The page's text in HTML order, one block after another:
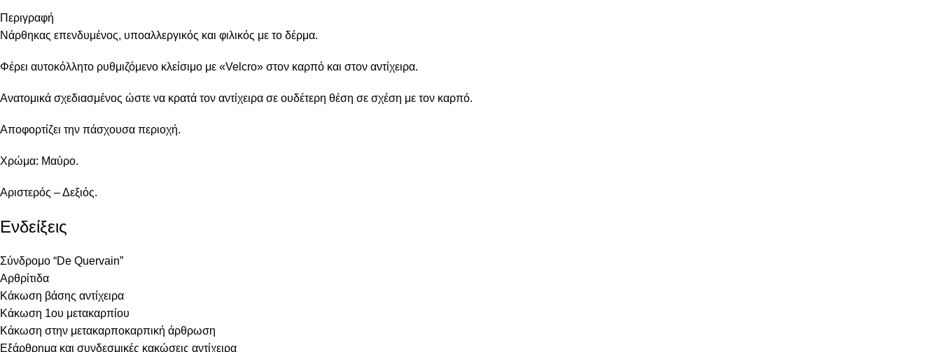
Περιγραφή
Νάρθηκας επενδυμένος, υποαλλεργικός και φιλικός με το δέρμα.
Φέρει αυτοκόλλητο ρυθμιζόμενο κλείσιμο με «Velcro» στον καρπό και στον αντίχειρα.
Ανατομικά σχεδιασμένος ώστε να κρατά τον αντίχειρα σε ουδέτερη θέση σε σχέση με τον καρπό.
Αποφορτίζει την πάσχουσα περιοχή.
Χρώμα: Μαύρο.
Αριστερός – Δεξιός.
Ενδείξεις
Σύνδρομο “De Quervain”
Αρθρίτιδα
Κάκωση βάσης αντίχειρα
Κάκωση 1ου μετακαρπίου
Κάκωση στην μετακαρποκαρπική άρθρωση
Εξάρθρημα και συνδεσμικές κακώσεις αντίχειρα